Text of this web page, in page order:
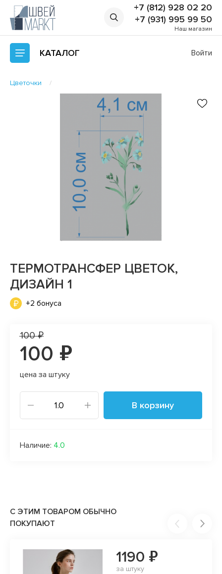
+7 (812) 928 02 20
+7 (931) 995 99 50
Наш магазин
КАТАЛОГ Войти
Цветочки
ТЕРМОТРАНСФЕР ЦВЕТОК,
ДИЗАЙН 1
+2 бонуса
100 ₽
100 ₽
цена за штуку
В корзину
Наличие: 4.0
С ЭТИМ ТОВАРОМ ОБЫЧНО
ПОКУПАЮТ
1190 ₽
за штуку